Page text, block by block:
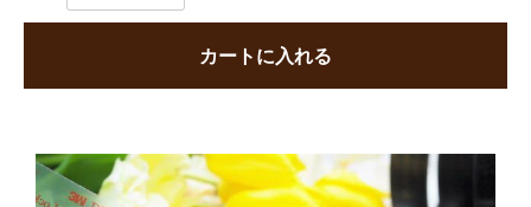
カートに入れる